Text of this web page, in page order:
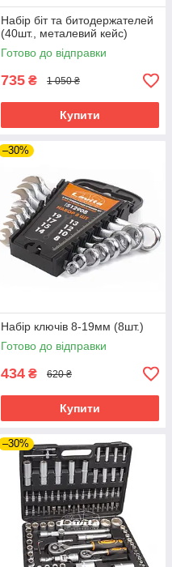
Набір біт та битодержателей
(40шт., металевий кейс)
Готово до відправки
735 ₴ 1 050 ₴
Купити
–30%
Набір ключів 8-19мм (8шт.)
Готово до відправки
434 ₴ 620 ₴
Купити
–30%